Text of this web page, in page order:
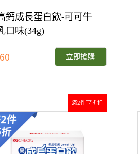
鈣成長蛋白飲-可可牛
口味(34g)
立即搶購
滿2件享折扣